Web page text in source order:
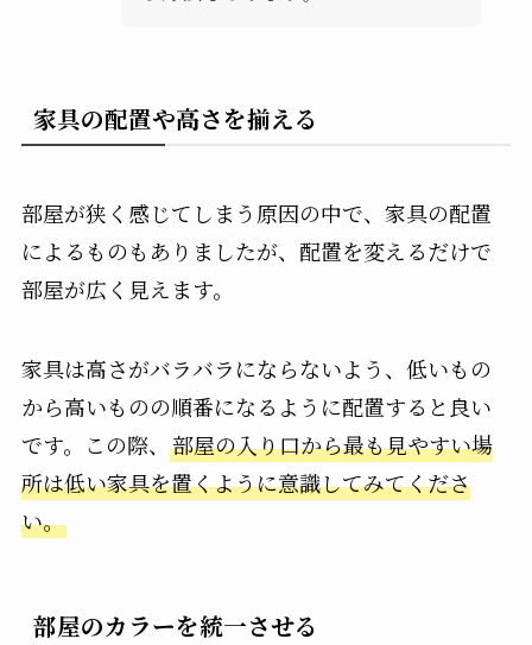
家具の配置や高さを揃える
部屋が狭く感じてしまう原因の中で、家具の配置
によるものもありましたが、配置を変えるだけで
部屋が広く見えます。
家具は高さがバラバラにならないよう、低いもの
から高いものの順番になるように配置すると良い
です。この際、 部屋の入り口から最も見やすい場
所は低い家具を置くように意識してみてくださ
い。
部屋のカラーを統一させる